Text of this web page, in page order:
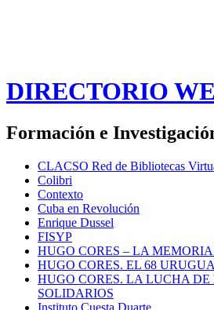
DIRECTORIO
Formación e
CLACSO Red de Bibliotecas
Colibri
Contexto
Cuba en Revolución
Enrique Dussel
FISYP
HUGO CORES – LA
HUGO CORES. EL 68
HUGO CORES. LA LUCHA DE
SOLIDARIOS
Instituto Cuesta Duarte